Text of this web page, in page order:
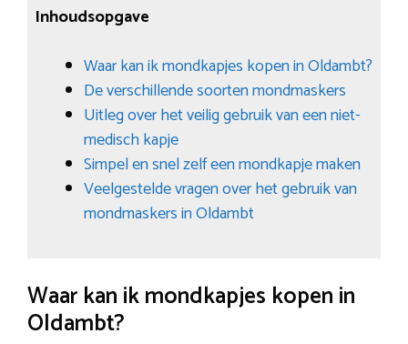
Inhoudsopgave
Waar kan ik mondkapjes kopen in Oldambt?
De verschillende soorten mondmaskers
Uitleg over het veilig gebruik van een niet-
medisch kapje
Simpel en snel zelf een mondkapje maken
Veelgestelde vragen over het gebruik van
mondmaskers in Oldambt
Waar kan ik mondkapjes kopen in
Oldambt?